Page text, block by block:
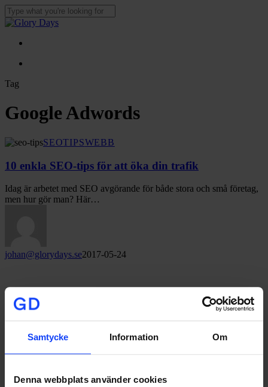
Samtycke Information Om
Denna webbplats använder cookies
Skip
to
content
Close
Menu
Tag
Google Adwords
10
SEO-
tips
för
att
SEOTIPSWEBB
10 enkla SEO-tips för att öka din trafik
Idag är arbetet med SEO avgörande för både stora och små företag,
men hur gör man? Här…
johan@glorydays.se2017-05-24
Signa upp på vårt nyhetsbrev
I vårintegritetspolicykan
du läsa hur vi hanterar dina personuppgifter.
Stockholm